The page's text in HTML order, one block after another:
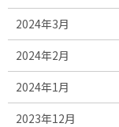
2024年3月
2024年2月
2024年1月
2023年12月